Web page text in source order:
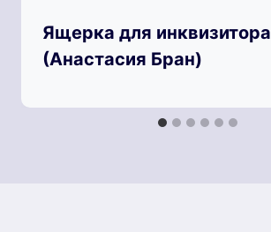
Ящерка для инквизитора
(Анастaсия Бран)